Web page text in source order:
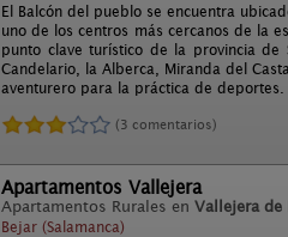
El Balcón del pueblo se encuentra
uno de los centros más cercanos de la
punto clave turístico de la provincia de
Candelario, la Alberca, Miranda del
aventurero para la práctica de deportes.
(3 comentarios)
Apartamentos Vallejera
Apartamentos Rurales en Vallejera de
Bejar (Salamanca)